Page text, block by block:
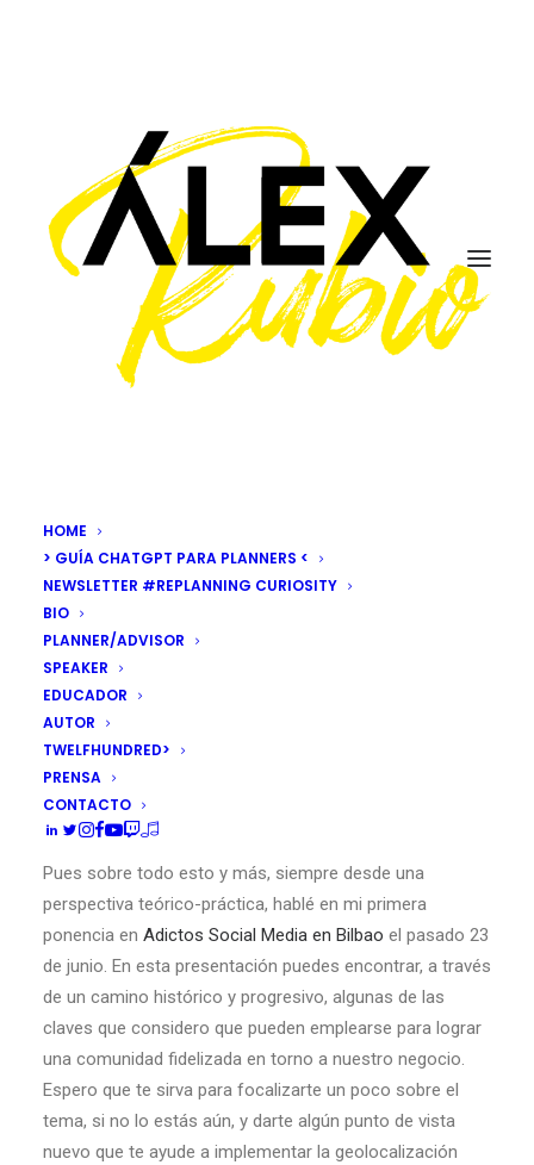
HOME
> GUÍA CHATGPT PARA PLANNERS <
NEWSLETTER #REPLANNING CURIOSITY
BIO
PLANNER/ADVISOR
SPEAKER
EDUCADOR
AUTOR
TWELFHUNDRED>
PRENSA
CONTACTO
social para fidelizar a
nuestra comunidad
07/07/2011 | INSPEAKING | BYÁLEX RUBIO
usuarios de redes sociales y empresas, que intuyen que
que posibilitan, sobre todo, los smartphones. Pero
¿cómo podemos emplearlos para lograr una mejor
relación y usabilidad entre los usuarios y los negocios?
¿De que le sirve a un usuario señalar, publicar y compartir
su entrada en tal o cual espacio? ¿Cómo pueden las
empresas sacar un verdadero rendimiento empleando
canales como
esperamos de
Pues sobre todo esto y más, siempre desde una
perspectiva teórico-práctica, hablé en mi primera
ponencia en Adictos Social Media en Bilbao el pasado 23
de junio. En esta presentación puedes encontrar, a través
de un camino histórico y progresivo, algunas de las
claves que considero que pueden emplearse para lograr
una comunidad fidelizada en torno a nuestro negocio.
Espero que te sirva para focalizarte un poco sobre el
tema, si no lo estás aún, y darte algún punto de vista
nuevo que te ayude a implementar la geolocalización